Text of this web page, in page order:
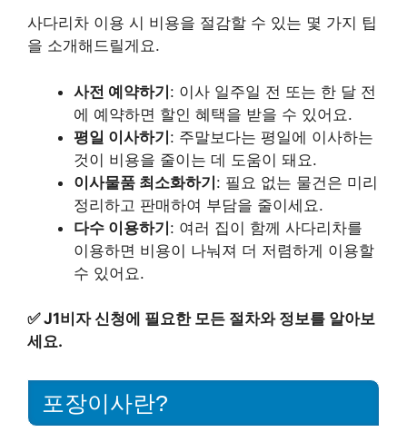
사다리차 이용 시 비용을 절감할 수 있는 몇 가지 팁
을 소개해드릴게요.
사전 예약하기: 이사 일주일 전 또는 한 달 전
에 예약하면 할인 혜택을 받을 수 있어요.
평일 이사하기: 주말보다는 평일에 이사하는
것이 비용을 줄이는 데 도움이 돼요.
이사물품 최소화하기: 필요 없는 물건은 미리
정리하고 판매하여 부담을 줄이세요.
다수 이용하기: 여러 집이 함께 사다리차를
이용하면 비용이 나눠져 더 저렴하게 이용할
수 있어요.
✅J1비자 신청에 필요한 모든 절차와 정보를 알아보
세요.
포장이사란?